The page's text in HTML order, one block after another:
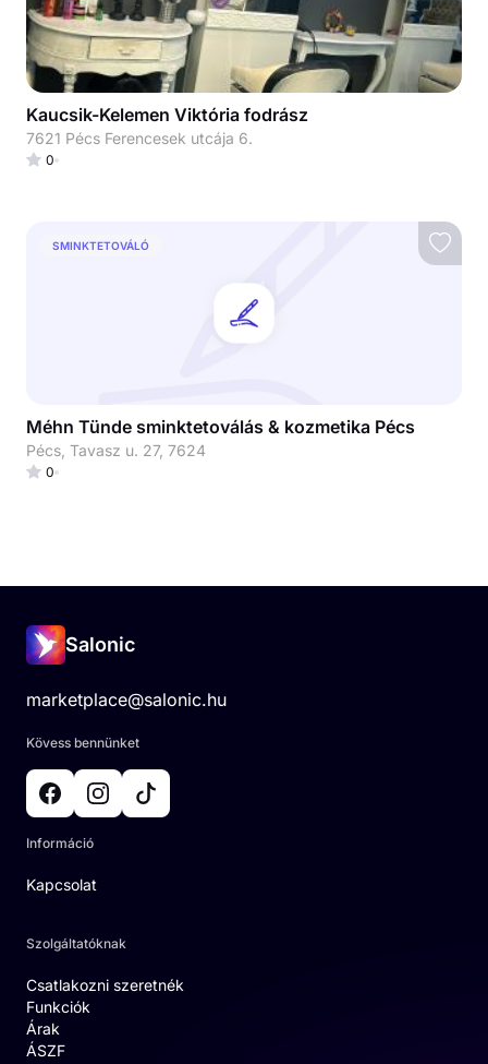
Kaucsik-Kelemen Viktória fodrász
7621 Pécs Ferencesek utcája 6.
0
SMINKTETOVÁLÓ
Méhn Tünde sminktetoválás & kozmetika Pécs
Pécs, Tavasz u. 27, 7624
0
Salonic
marketplace@salonic.hu
Kövess bennünket
Információ
Kapcsolat
Szolgáltatóknak
Csatlakozni szeretnék
Funkciók
Árak
ÁSZF